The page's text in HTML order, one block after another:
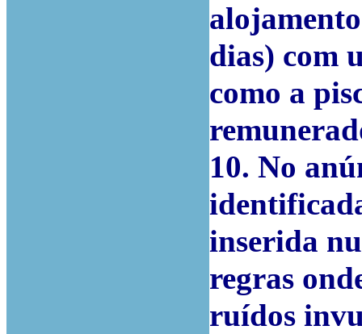
dias) com
como a
10. No
inserida
regras
ruídos